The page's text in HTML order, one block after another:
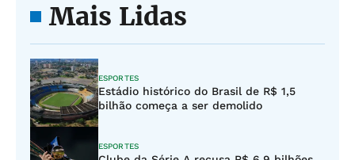
Mais Lidas
ESPORTES
Estádio histórico do Brasil de R$ 1,5
bilhão começa a ser demolido
ESPORTES